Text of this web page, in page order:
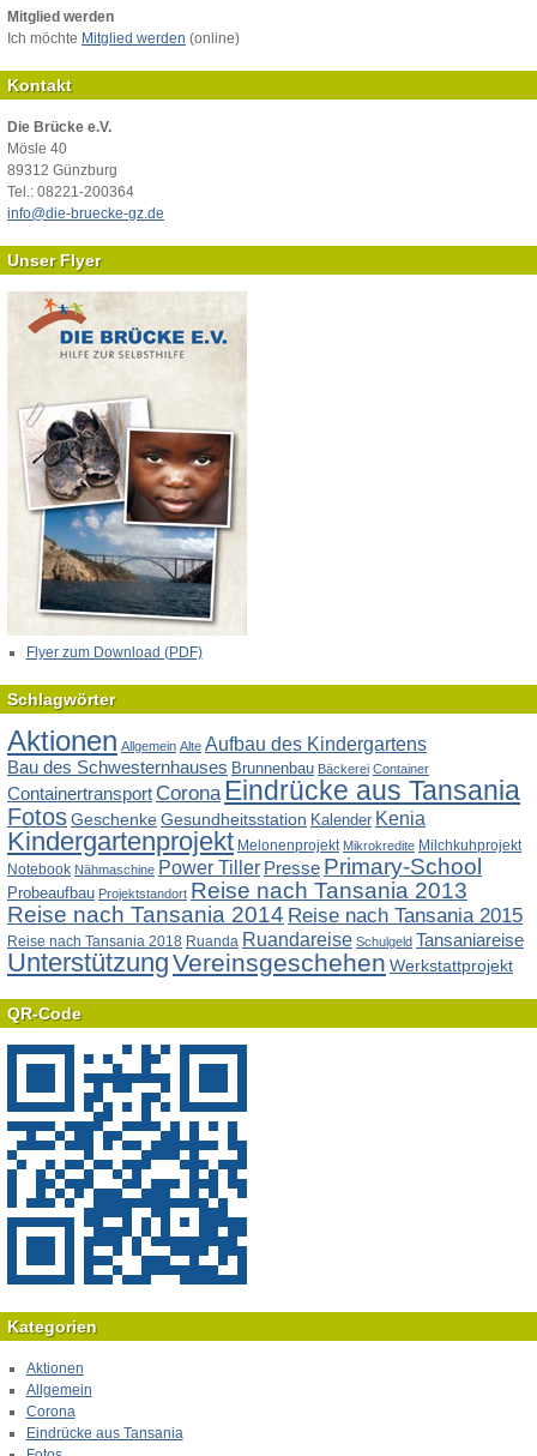
Mitglied werden
Ich möchte Mitglied werden (online)
Kontakt
Die Brücke e.V.
Mösle 40
89312 Günzburg
Tel.: 08221-200364
info@die-bruecke-gz.de
Unser Flyer
Flyer zum Download (PDF)
Schlagwörter
Aktionen Allgemein Alte Aufbau des Kindergartens
Bau des Schwesternhauses Brunnenbau Bäckerei Container
Containertransport Corona Eindrücke aus Tansania
FotosGeschenkeGesundheitsstation Kalender Kenia
Kindergartenprojekt Melonenprojekt Mikrokredite Milchkuhprojekt
Notebook Nähmaschine Power Tiller Presse Primary-School
Probeaufbau Projektstandort Reise nach Tansania 2013
Reise nach Tansania 2014 Reise nach Tansania 2015
Reise nach Tansania 2018 Ruanda Ruandareise Schulgeld Tansaniareise
UnterstützungVereinsgeschehen Werkstattprojekt
QR-Code
Kategorien
Aktionen
Allgemein
Corona
Eindrücke aus Tansania